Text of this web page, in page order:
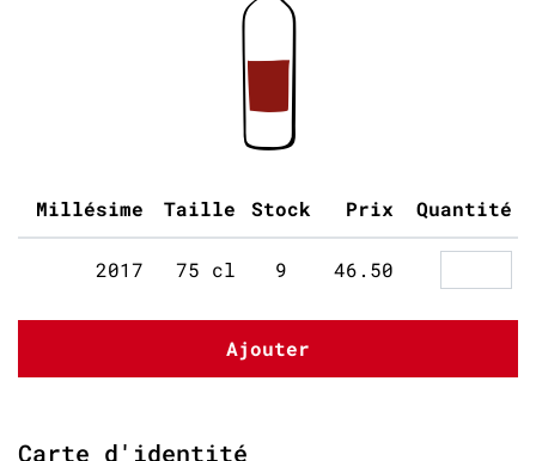
Millésime Taille Stock Prix Quantité
2017 75 cl 9 46.50
Ajouter
Carte d'identité